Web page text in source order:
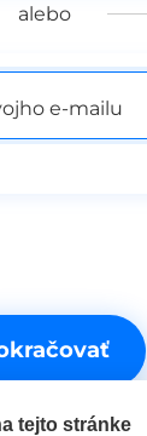
alebo
e-mailu
tejto stránke